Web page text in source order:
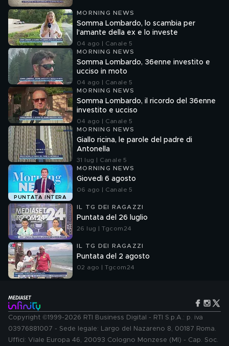
MORNING NEWS
Somma Lombardo, lo scambia per
l'amante della ex e lo investe
04 ago | Canale 5
MORNING NEWS
Somma Lombardo, 36enne investito e
ucciso in moto
04 ago | Canale 5
MORNING NEWS
Somma Lombardo, il ricordo del 36enne
investito e ucciso
04 ago | Canale 5
MORNING NEWS
Giallo ricina, le parole del padre di
Antonella
31 lug | Canale 5
PUNTATA INTERA
MORNING NEWS
Giovedì 6 agosto
06 ago | Canale 5
IL TG DEI RAGAZZI
Puntata del 26 luglio
26 lug | Tgcom24
IL TG DEI RAGAZZI
Puntata del 2 agosto
02 ago | Tgcom24
Copyright ©1999-2026 RTI Business Digital - RTI S.p.A.: p. iva
03976881007 - Sede legale: Largo del Nazareno 8, 00187 Roma.
Uffici: Viale Europa 46, 20093 Cologno Monzese (MI) - Cap. Soc.